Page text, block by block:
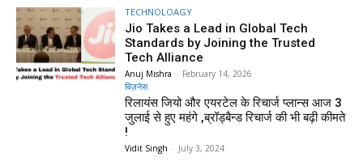
TECHNOLOAGY
Jio Takes a Lead in Global Tech
Standards by Joining the Trusted
Tech Alliance
Anuj Mishra - February 14, 2026
बिज़नेस
रिलायंस जियो और एयरटेल के रिचार्ज प्लान्स आज 3
जुलाई से हुए महंगे ,ब्रॉड्बैन्ड रिचार्ज की भी बढ़ी कीमते
!
Vidit Singh - July 3, 2024